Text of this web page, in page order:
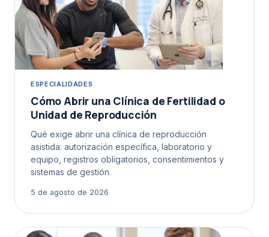
ESPECIALIDADES
Cómo Abrir una Clínica de Fertilidad o
Unidad de Reproducción
Qué exige abrir una clínica de reproducción
asistida: autorización específica, laboratorio y
equipo, registros obligatorios, consentimientos y
sistemas de gestión.
5 de agosto de 2026